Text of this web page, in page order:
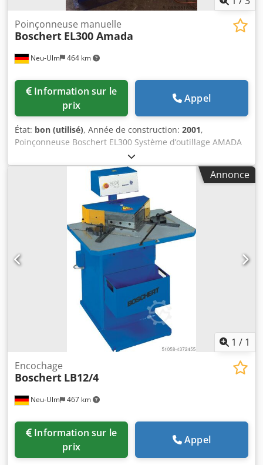
Neu-Ulm 464 km
Poinçonneuse manuelle
Boschert EL300 Amada
prix
Appel
État: bon (utilisé), Année de construction: 2001,
Poinçonneuse Boschert EL300 Système d’outillage AMADA
Jusqu’à la station d’outillage D, diamètre 88,9 mm
Nouveaux adaptateurs d’outils pour les stations A/B/C
Force de poinçonnage : 280 kN (28 tonnes) Portée du bras
de poinçonnage : 350 mm Butée latérale : 500 mm à
droite/à gauche Dcsdpfx Asdnny Rsmrjk Butée de
profondeur avec affichage numérique Butées latérales
neuves Poids total : 2300 kg
Annonce
1 / 1
Neu-Ulm 467 km
Encochage
Boschert LB12/4
prix
Appel